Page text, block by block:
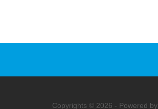
Copyrights © 2026 - Powered by